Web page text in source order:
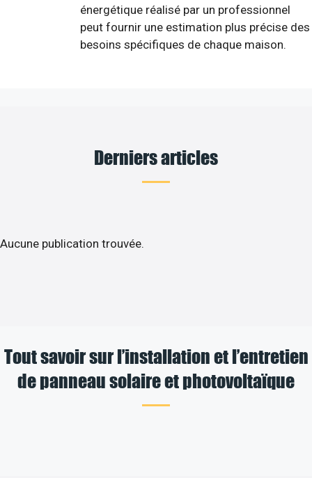
énergétique réalisé par un professionnel
peut fournir une estimation plus précise des
besoins spécifiques de chaque maison.
Derniers articles
Aucune publication trouvée.
Tout savoir sur l’installation et l’entretien
de panneau solaire et photovoltaïque